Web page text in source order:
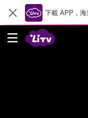
下載 APP，